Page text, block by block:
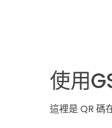
使用
這裡是 QR 碼